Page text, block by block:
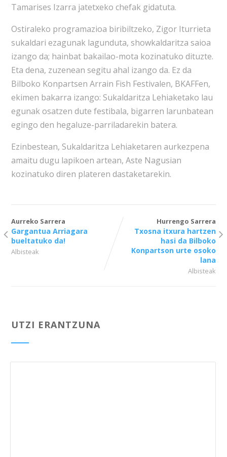
Tamarises Izarra jatetxeko chefak gidatuta.
Ostiraleko programazioa biribiltzeko, Zigor Iturrieta
sukaldari ezagunak lagunduta, showkaldaritza saioa
izango da; hainbat bakailao-mota kozinatuko dituzte.
Eta dena, zuzenean segitu ahal izango da. Ez da
Bilboko Konpartsen Arrain Fish Festivalen, BKAFFen,
ekimen bakarra izango: Sukaldaritza Lehiaketako lau
egunak osatzen dute festibala, bigarren larunbatean
egingo den hegaluze-parriladarekin batera.
Ezinbestean, Sukaldaritza Lehiaketaren aurkezpena
amaitu dugu lapikoen artean, Aste Nagusian
kozinatuko diren plateren dastaketarekin.
Aurreko Sarrera
Gargantua Arriagara
bueltatuko da!
Albisteak
Hurrengo Sarrera
Txosna itxura hartzen
hasi da Bilboko
Konpartson urte osoko
lana
Albisteak
UTZI ERANTZUNA